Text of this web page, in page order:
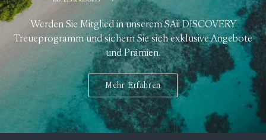
Werden Sie Mitglied in unserem SAii DISCOVERY
Treueprogramm und sichern Sie sich exklusive Angebote
und Prämien.
Mehr Erfahren